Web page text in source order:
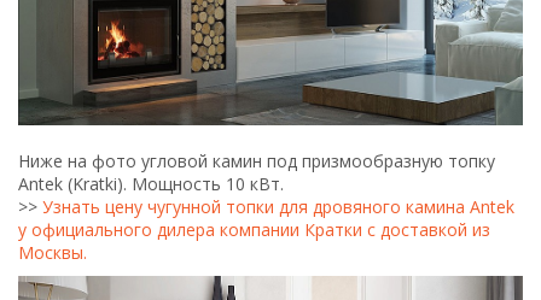
Ниже на фото обзорная топки Nadia (Kratki). Мощность 10
кВт.
официального поставщика компании Кратки (склад в
Москве).